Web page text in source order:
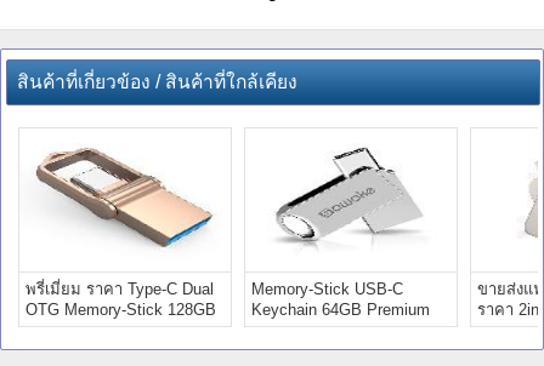
สินค้าที่เกี่ยวข้อง / สินค้าที่ใกล้เคียง
พรี่เมี่ยม ราคา Type-C Dual
OTG Memory-Stick 128GB
Premium
Memory-Stick USB-C
Keychain 64GB Premium
ราคาถูก พรี่เมี่ยม
ขายส่งแ
ราคา
premium